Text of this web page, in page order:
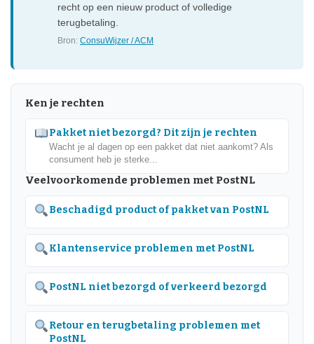
recht op een nieuw product of volledige
terugbetaling.
Bron:ConsuWijzer / ACM
Ken je rechten
Pakket niet bezorgd? Dit zijn je rechten
Wacht je al dagen op een pakket dat niet aankomt? Als
consument heb je sterke...
Veelvoorkomende problemen met PostNL
Beschadigd product of pakket van PostNL
Klantenservice problemen met PostNL
PostNL niet bezorgd of verkeerd bezorgd
Retour en terugbetaling problemen met
PostNL